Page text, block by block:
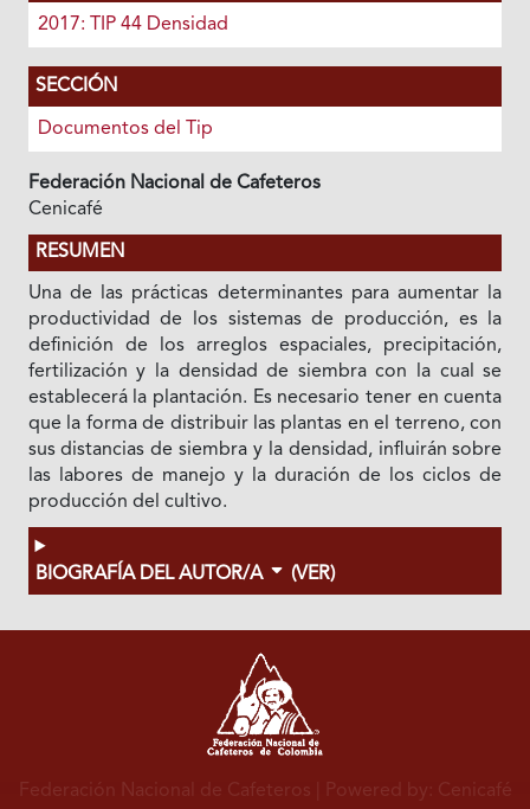
2017: TIP 44 Densidad
SECCIÓN
Documentos del Tip
Federación Nacional de Cafeteros
Cenicafé
RESUMEN
Una de las prácticas determinantes para aumentar la
productividad de los sistemas de producción, es la
definición de los arreglos espaciales, precipitación,
fertilización y la densidad de siembra con la cual se
establecerá la plantación. Es necesario tener en cuenta
que la forma de distribuir las plantas en el terreno, con
sus distancias de siembra y la densidad, influirán sobre
las labores de manejo y la duración de los ciclos de
producción del cultivo.
BIOGRAFÍA DEL AUTOR/A (VER)
Federación Nacional de Cafeteros | Powered by: Cenicafé